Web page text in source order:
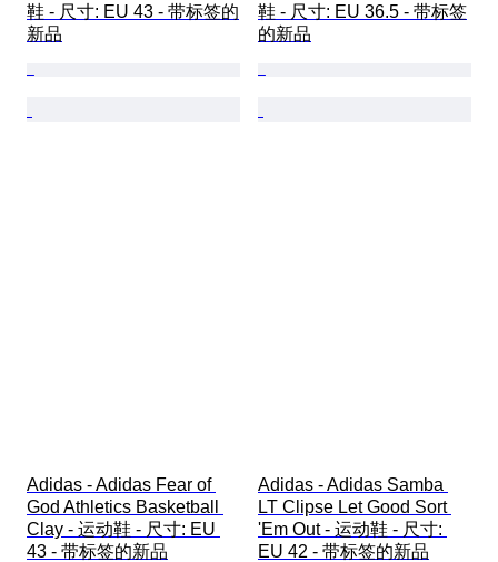
鞋 - 尺寸: EU 43 - 带标签的
新品
鞋 - 尺寸: EU 36.5 - 带标签
的新品
Adidas - Adidas Fear of
God Athletics Basketball
Clay - 运动鞋 - 尺寸: EU
43 - 带标签的新品
Adidas - Adidas Samba
LT Clipse Let Good Sort
'Em Out - 运动鞋 - 尺寸:
EU 42 - 带标签的新品